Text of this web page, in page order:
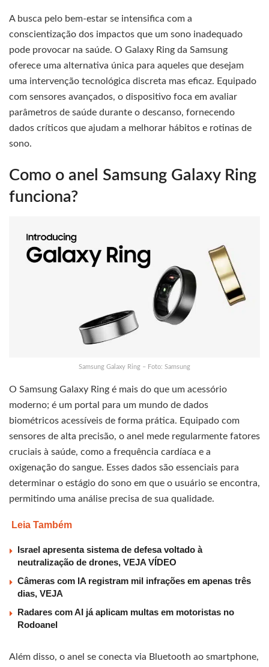
A busca pelo bem-estar se intensifica com a
conscientização dos impactos que um sono inadequado
pode provocar na saúde. O Galaxy Ring da Samsung
oferece uma alternativa única para aqueles que desejam
uma intervenção tecnológica discreta mas eficaz. Equipado
com sensores avançados, o dispositivo foca em avaliar
parâmetros de saúde durante o descanso, fornecendo
dados críticos que ajudam a melhorar hábitos e rotinas de
sono.
Como o anel Samsung Galaxy Ring
funciona?
Samsung Galaxy Ring – Foto: Samsung
O Samsung Galaxy Ring é mais do que um acessório
moderno; é um portal para um mundo de dados
biométricos acessíveis de forma prática. Equipado com
sensores de alta precisão, o anel mede regularmente fatores
cruciais à saúde, como a frequência cardíaca e a
oxigenação do sangue. Esses dados são essenciais para
determinar o estágio do sono em que o usuário se encontra,
permitindo uma análise precisa de sua qualidade.
Leia Também
Israel apresenta sistema de defesa voltado à
neutralização de drones, VEJA VÍDEO
Câmeras com IA registram mil infrações em apenas três
dias, VEJA
Radares com AI já aplicam multas em motoristas no
Rodoanel
Além disso, o anel se conecta via Bluetooth ao smartphone,